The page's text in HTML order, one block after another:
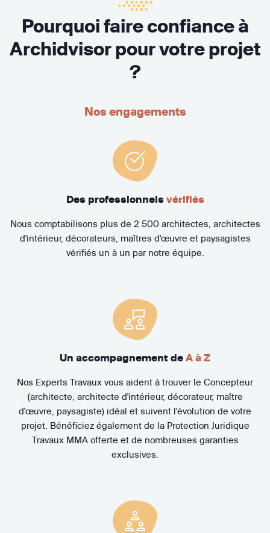
Pourquoi faire confiance à
Archidvisor pour votre projet
?
Nos engagements
Des professionnels vérifiés
Nous comptabilisons plus de 2 500 architectes, architectes
d'intérieur, décorateurs, maîtres d'œuvre et paysagistes
vérifiés un à un par notre équipe.
Un accompagnement de A à Z
Nos Experts Travaux vous aident à trouver le Concepteur
(architecte, architecte d'intérieur, décorateur, maître
d'œuvre, paysagiste) idéal et suivent l'évolution de votre
projet. Bénéficiez également de la Protection Juridique
Travaux MMA offerte et de nombreuses garanties
exclusives.